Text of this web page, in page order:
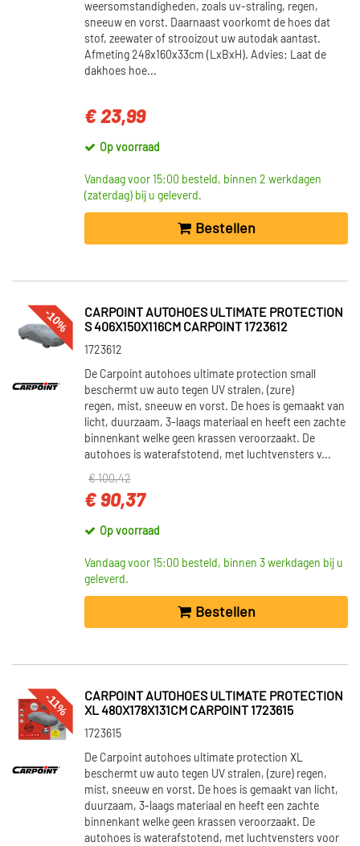
weersomstandigheden, zoals uv-straling, regen,
sneeuw en vorst. Daarnaast voorkomt de hoes dat
stof, zeewater of strooizout uw autodak aantast.
Afmeting 248x160x33cm (LxBxH). Advies: Laat de
dakhoes hoe...
€ 23,99
Op voorraad
Vandaag voor 15:00 besteld, binnen 2 werkdagen
(zaterdag) bij u geleverd.
Bestellen
-10%
CARPOINT AUTOHOES ULTIMATE PROTECTION
S 406X150X116CM CARPOINT 1723612
1723612
De Carpoint autohoes ultimate protection small
beschermt uw auto tegen UV stralen, (zure)
regen, mist, sneeuw en vorst. De hoes is gemaakt van
licht, duurzaam, 3-laags materiaal en heeft een zachte
binnenkant welke geen krassen veroorzaakt. De
autohoes is waterafstotend, met luchtvensters v...
€ 100,42
€ 90,37
Op voorraad
Vandaag voor 15:00 besteld, binnen 3 werkdagen bij u
geleverd.
Bestellen
-11%
CARPOINT AUTOHOES ULTIMATE PROTECTION
XL 480X178X131CM CARPOINT 1723615
1723615
De Carpoint autohoes ultimate protection XL
beschermt uw auto tegen UV stralen, (zure) regen,
mist, sneeuw en vorst. De hoes is gemaakt van licht,
duurzaam, 3-laags materiaal en heeft een zachte
binnenkant welke geen krassen veroorzaakt. De
autohoes is waterafstotend, met luchtvensters voor